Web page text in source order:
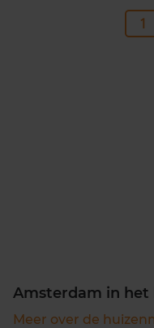
1
Amsterdam in het
Meer over de